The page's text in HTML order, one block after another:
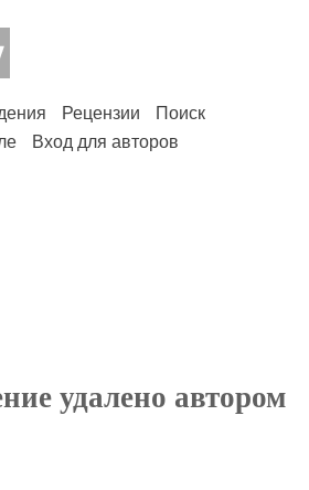
Рецензии
Поиск
Вход для авторов
удалено автором